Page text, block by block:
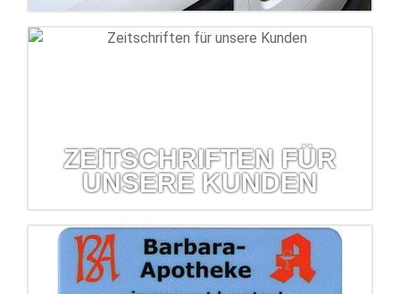
Unser Bote bringts
ZEITSCHRIFTEN FÜR
UNSERE KUNDEN
Zeitschriften für unsere Kunden
Kostenlose Kundenzeitschriften erhalten Sie in Ihrer
Barbara-Apotheke